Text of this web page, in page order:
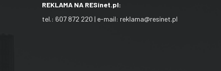
REKLAMA NA RESinet.pl:
tel.: 607 872 220 | e-mail: reklama@resinet.pl